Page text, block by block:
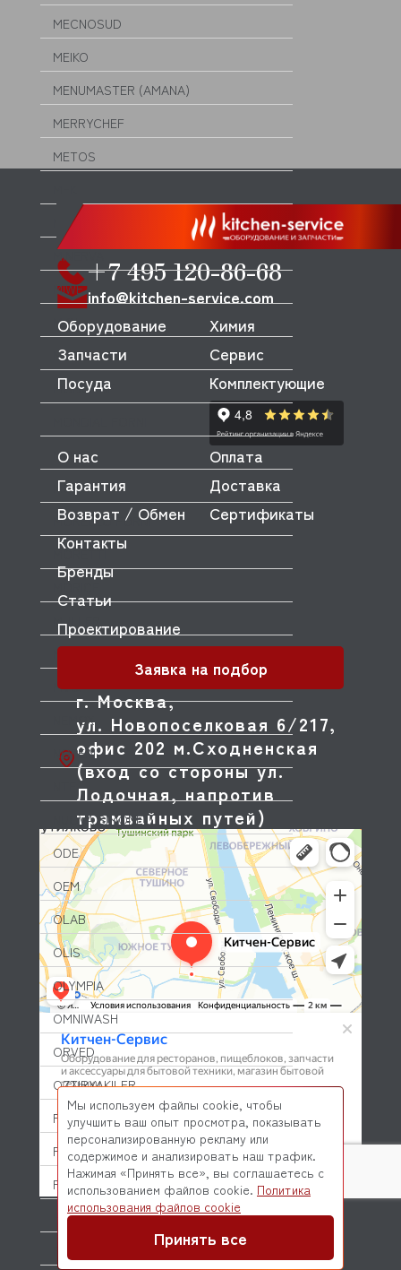
MECNOSUD
MEIKO
MENUMASTER (AMANA)
MERRYCHEF
METOS
MICRODOS
MINERVA
MIWE
MKN
MODULAR
MODULINE
MONO
MONOLITH
MORELLO FORNI
MORETTI
MULLER
MUSSO
MVQ
NEMOX
NOPEIN
NUOVA SIMONELLI
ODE
OEM
OLAB
OLIS
OLYMPIA
OMNIWASH
ORVED
OZTIRYAKILER
P.L. Proff Cuisine
PACKVAC
PACOJET
PANERO
+7 495 120-86-68
info@kitchen-service.com
г. Москва,
ул. Новопоселковая 6/217,
офис 202 м.Сходненская
(вход со стороны ул.
Лодочная, напротив
трамвайных путей)
Оборудование
Запчасти
Посуда
Химия
Сервис
Комплектующие
О нас
Оплата
Гарантия
Доставка
Возврат / Обмен
Сертификаты
Контакты
Бренды
Статьи
Проектирование
Заявка на подбор
© 2026 Kitchen-Service.com Интернет-магазин запчастей
и оборудования профессиональной кухни
Мы используем файлы cookie, чтобы
улучшить ваш опыт просмотра, показывать
персонализированную рекламу или
содержимое и анализировать наш трафик.
Нажимая «Принять все», вы соглашаетесь с
использованием файлов cookie. Политика
использования файлов cookie
Принять все